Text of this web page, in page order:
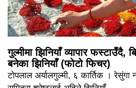
गुल्मीमा झिनियाँ व्यापार फस्टाउँदै,
बनेका झिनियाँ (फोटो फिचर)
टोपलाल अर्यालगुल्मी, ६ कार्तिक । रेसुंगा